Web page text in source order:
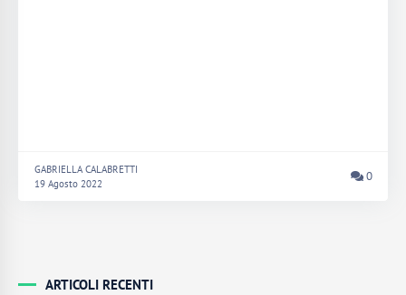
GABRIELLA CALABRETTI
19 Agosto 2022
0
ARTICOLI RECENTI